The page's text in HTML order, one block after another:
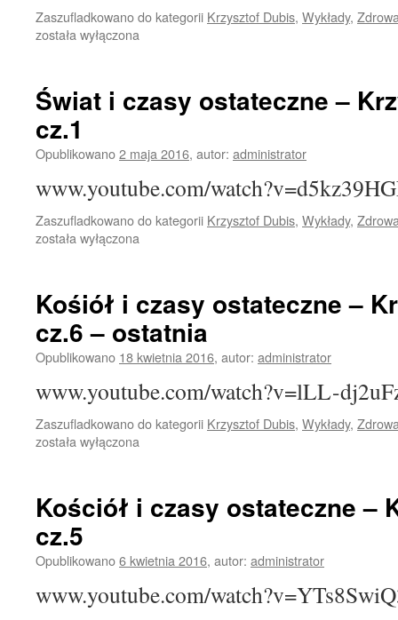
Zaszufladkowano do kategorii Krzysztof Dubis, Wykłady,
została wyłączona
Świat i czasy ostateczne –
cz.1
Opublikowano2 maja 2016, autor: administrator
www.youtube.com/
Zaszufladkowano do kategorii Krzysztof Dubis, Wykłady,
została wyłączona
Kośiół i czasy ostateczne –
cz.6 – ostatnia
Opublikowano 18 kwietnia 2016, autor: administrator
www.youtube.com/watch?v=lLL-
Zaszufladkowano do kategorii Krzysztof Dubis, Wykłady,
została wyłączona
Kościół i czasy ostateczne –
cz.5
Opublikowano6 kwietnia 2016, autor: administrator
www.youtube.com/